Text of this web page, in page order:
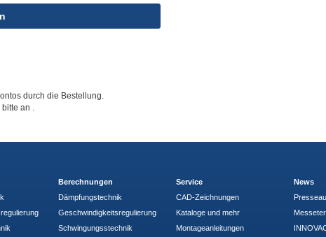
durch die Bestellung.
an .
Berechnungen
Dämpfungstechnik
Geschwindigkeitsregulierung
Schwingungsstechnik
Service
CAD-Zeichnungen
Kataloge und mehr
Montageanleitungen
News